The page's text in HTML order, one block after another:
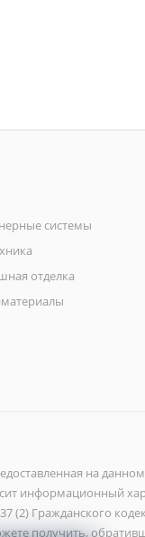
системы
отделка
на
информационный
(2) Гражданского
получить,